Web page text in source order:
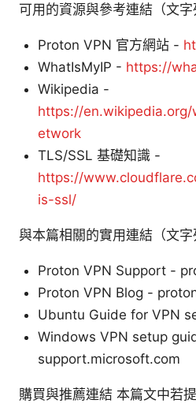
可用的資源與參考連結（文字
Proton VPN 官方網站 -
WhatIsMyIP - https://
Wikipedia -
https://
etwork
TLS/SSL 基礎知識 -
https://
is-ssl/
與本篇相關的實用連結（文字
Proton VPN Support -
Proton VPN Blog -
Ubuntu Guide for VPN
Windows VPN setup
support.microsoft.com
購買與推薦連結 本篇文中若